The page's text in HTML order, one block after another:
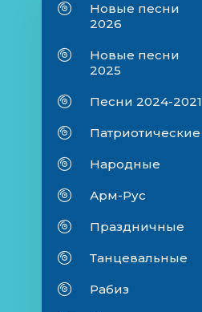
Новые песни
2026
Новые песни
2025
Песни 2024-2021
Патриотические
Народные
Арм-Рус
Праздничные
Танцевальные
Рабиз